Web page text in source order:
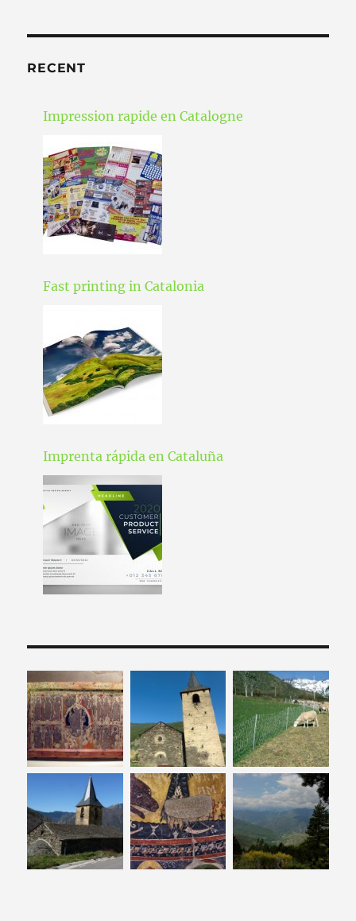
RECENT
Impression rapide en Catalogne
Fast printing in Catalonia
Imprenta rápida en Cataluña